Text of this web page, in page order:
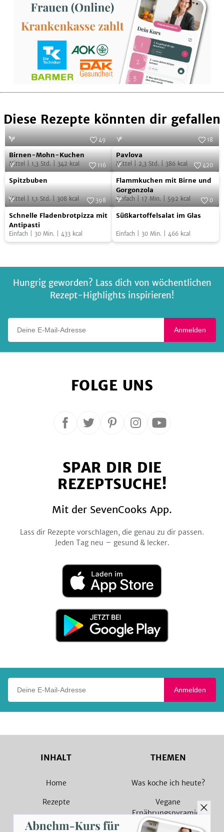
Diese Rezepte könnten dir gefallen
Birnen-
Mohn-
Kuchen
Oliver Brachat
49
Birnen-Mohn-Kuchen
Mittel 1,3 Std. 342 kcal
Pavlova
18
Pavlova
Mittel 2,3 Std. 386 kcal
Spitzbuben
116
Spitzbuben
Mittel 1,1 Std. 308 kcal
Flammkuchen
mit
Birne
und
Foto: SevenCooks
420
Flammkuchen mit Birne und
Gorgonzola
Einfach 17 Min. 592 kcal
Schnelle
Fladenbrotpizza
mit
SevenCooks
398
Schnelle Fladenbrotpizza mit
Antipasti
Einfach 30 Min. 433 kcal
Süßkartoffelsalat
Glas
Foto: SevenCooks
0
Süßkartoffelsalat im Glas
Einfach 30 Min. 466 kcal
Hungrig geworden? Lass dich von wöchentlichen
Rezept-Highlights inspirieren!
Anmelden
FOLGE UNS
Folge
Facebook
Folge
Twitter
Folge
Pinterest
Folge
Instagram
Folge
YouTube
SPAR DIR DIE
REZEPTSUCHE!
Mit der SevenCooks App.
Lass dir Rezepte vorschlagen, die genau zu dir passen.
Jeden Tag neu – gesund & lecker.
Laden
im
App
Jetzt
Google
Anmelden
INHALT
Home
Rezepte
Magazin
THEMEN
Was koche ich heute?
Vegane
Ernährungspyramide